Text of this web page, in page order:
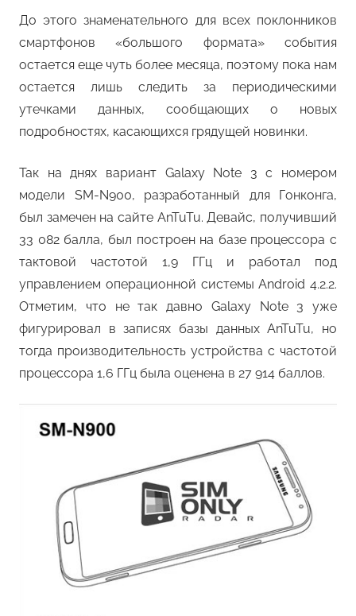
До этого знаменательного для всех поклонников
смартфонов «большого формата» события
остается еще чуть более месяца, поэтому пока нам
остается лишь следить за периодическими
утечками данных, сообщающих о новых
подробностях, касающихся грядущей новинки.
Так на днях вариант Galaxy Note 3 с номером
модели SM-N900, разработанный для Гонконга,
был замечен на сайте AnTuTu. Девайс, получивший
33 082 балла, был построен на базе процессора с
тактовой частотой 1,9 ГГц и работал под
управлением операционной системы Android 4.2.2.
Отметим, что не так давно Galaxy Note 3 уже
фигурировал в записях базы данных AnTuTu, но
тогда производительность устройства с частотой
процессора 1,6 ГГц была оценена в 27 914 баллов.